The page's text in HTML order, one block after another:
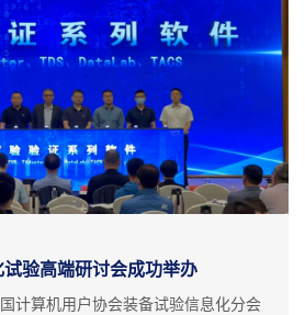
验高端研讨会成功举办
计算机用户协会装备试验信息化分会